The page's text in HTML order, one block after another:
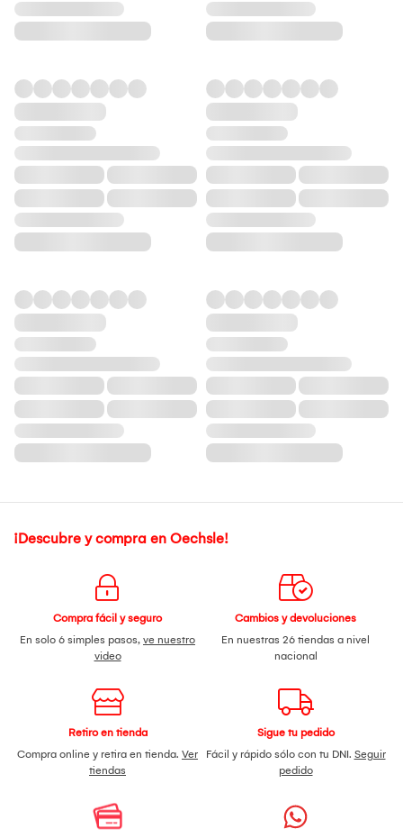
¡Descubre y compra en Oechsle!
Compra fácil y seguro
En solo 6 simples pasos, ve nuestro
video
Cambios y devoluciones
En nuestras 26 tiendas a nivel
nacional
Retiro en tienda
Compra online y retira en tienda. Ver
tiendas
Sigue tu pedido
Fácil y rápido sólo con tu DNI. Seguir
pedido